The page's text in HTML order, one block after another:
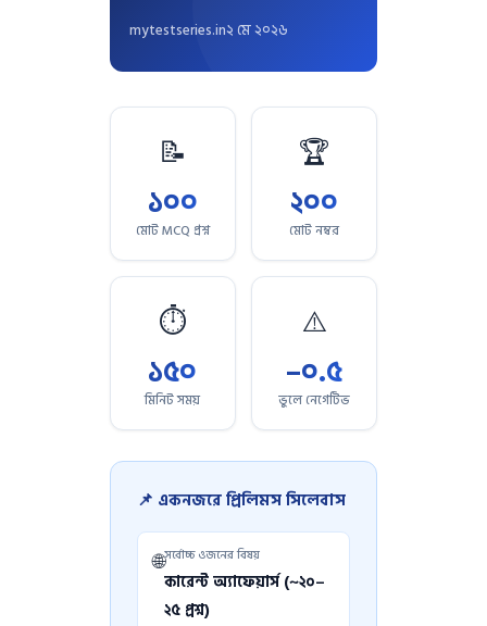
mytestseries.in২ মে ২০২৬
📝
১০০
মোট MCQ প্রশ্ন
🏆
২০০
মোট নম্বর
⏱
১৫০
মিনিট সময়
⚠️
–০.৫
ভুলে নেগেটিভ
📌 একনজরে প্রিলিমস সিলেবাস
🌐সর্বোচ্চ ওজনের বিষয়
কারেন্ট অ্যাফেয়ার্স (~২০–
২৫ প্রশ্ন)